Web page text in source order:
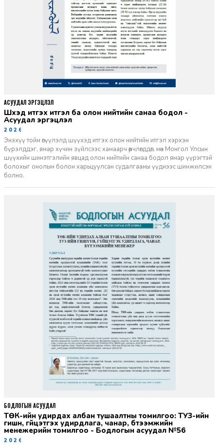
Шүүхэд итгэх итгэл ба олон нийтийн санаа бодол -
Асуудал эргэцүүлэл
2026-06-11
Энэхүү тойм өгүүлэлд шүүхэд итгэх олон нийтийн итгэл хэрхэн
бүрэлддэг, ямар хүчин зүйлсээс хамаарч өөрчлөгддөг, мөн Монгол Улсын
шүүхийн шинэтгэлийн явцад олон нийтийн санаа бодол ямар үүрэгтэй
болохыг онолын болон харьцуулсан судалгааны үүднээс шинжилсэн
болно.
АСУУДАЛ ЭРГЭЦҮҮЛЭЛ
ТӨК-ийн удирдах албан тушаалтны томилгоо: ТУЗ-ийн
гишүүн, гүйцэтгэх удирдлага, чанар, бүтээмжийн
менежерийн томилгоо - Бодлогын асуудал №56
2026-06-02
БОДЛОГЫН АСУУДАЛ